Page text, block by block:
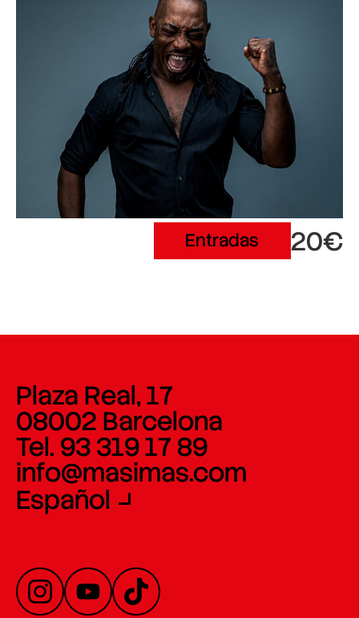
Entradas 20€
Plaza Real, 17
08002 Barcelona
Tel. 93 319 17 89
info@masimas.com
Español